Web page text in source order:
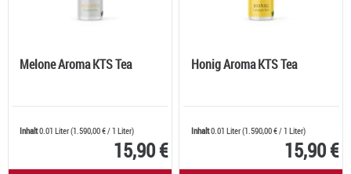
Melone Aroma KTS Tea
Inhalt0.01 Liter(1.590,00 €/ 1 Liter)
15,90 €
Honig Aroma KTS Tea
Inhalt0.01 Liter(1.590,00 €/ 1 Liter)
15,90 €